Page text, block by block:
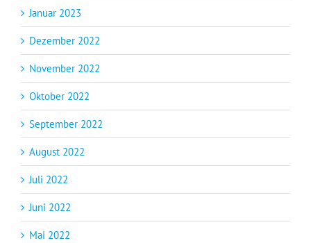
Januar 2023
Dezember 2022
November 2022
Oktober 2022
September 2022
August 2022
Juli 2022
Juni 2022
Mai 2022